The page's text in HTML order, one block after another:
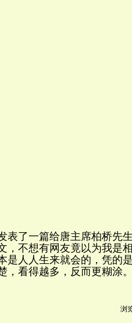
表了一篇给唐主席柏桥先
，不想有网友竟以为我是
是人人生来就会的，凭的
，看得越多，反而更糊涂
浏